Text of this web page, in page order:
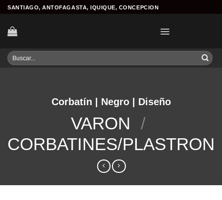
Skip
content
SANTIAGO, ANTOFAGASTA, IQUIQUE, CONCEPCION
Buscar
por:
Corbatín | Negro | Diseño
VARON /
CORBATINES/PLASTRON